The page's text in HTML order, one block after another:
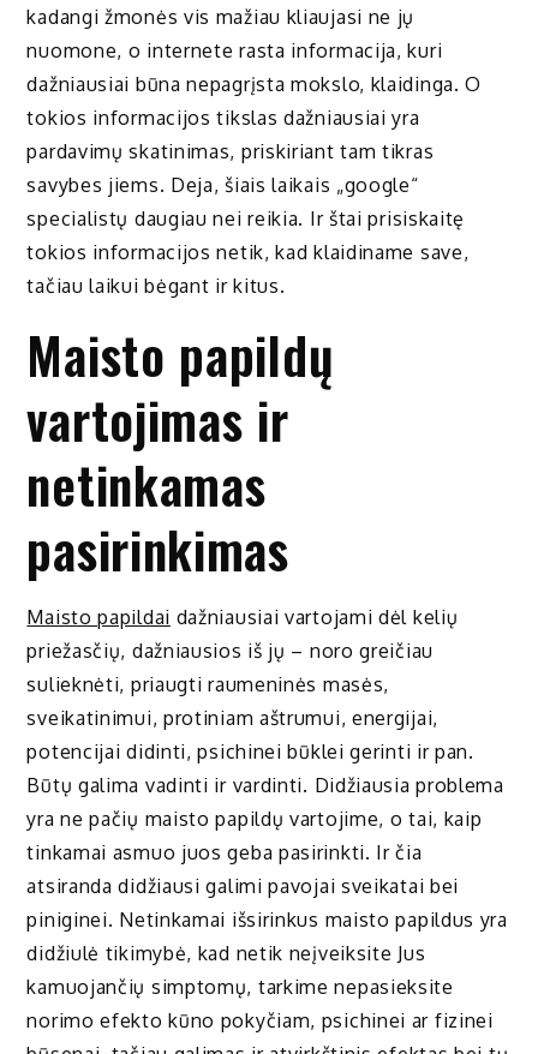
kadangi žmonės vis mažiau kliaujasi ne jų
nuomone, o internete rasta informacija, kuri
dažniausiai būna nepagrįsta mokslo, klaidinga. O
tokios informacijos tikslas dažniausiai yra
pardavimų skatinimas, priskiriant tam tikras
savybes jiems. Deja, šiais laikais „google“
specialistų daugiau nei reikia. Ir štai prisiskaitę
tokios informacijos netik, kad klaidiname save,
tačiau laikui bėgant ir kitus.
Maisto papildų
vartojimas ir
netinkamas
pasirinkimas
Maisto papildai dažniausiai vartojami dėl kelių
priežasčių, dažniausios iš jų – noro greičiau
sulieknėti, priaugti raumeninės masės,
sveikatinimui, protiniam aštrumui, energijai,
potencijai didinti, psichinei būklei gerinti ir pan.
Būtų galima vadinti ir vardinti. Didžiausia problema
yra ne pačių maisto papildų vartojime, o tai, kaip
tinkamai asmuo juos geba pasirinkti. Ir čia
atsiranda didžiausi galimi pavojai sveikatai bei
piniginei. Netinkamai išsirinkus maisto papildus yra
didžiulė tikimybė, kad netik neįveiksite Jus
kamuojančių simptomų, tarkime nepasieksite
norimo efekto kūno pokyčiam, psichinei ar fizinei